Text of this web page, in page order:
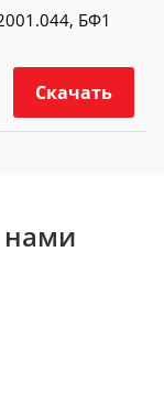
БФ1
Скачать
нами